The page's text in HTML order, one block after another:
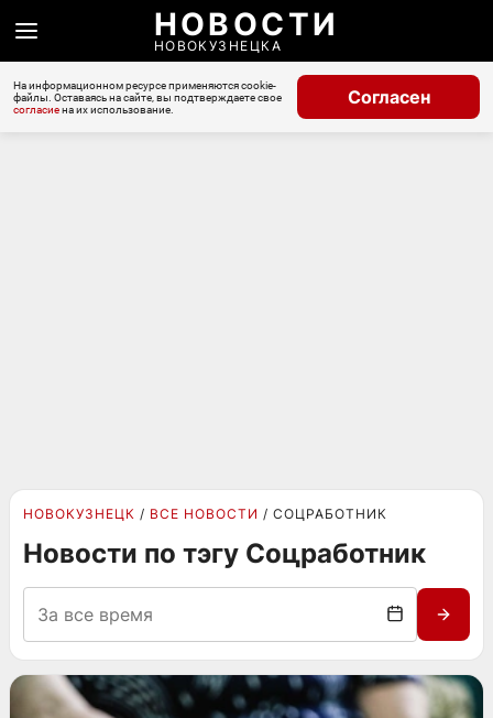
НОВОСТИ
НОВОКУЗНЕЦКА
На информационном ресурсе применяются cookie-
файлы. Оставаясь на сайте, вы подтверждаете свое
согласиена их использование.
Согласен
НОВОКУЗНЕЦК ВСЕ НОВОСТИ СОЦРАБОТНИК
Новости по тэгу Соцработник